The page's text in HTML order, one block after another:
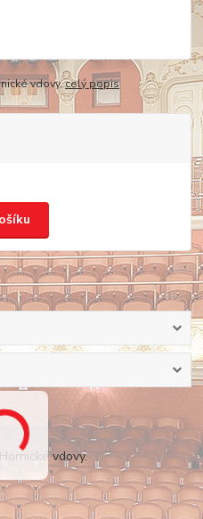
vdovy.celý popis
vdovy.